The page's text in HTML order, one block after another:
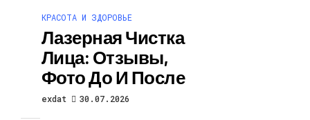
КРАСОТА И ЗДОРОВЬЕ
Лазерная Чистка
Лица: Отзывы,
Фото До И После
exdat 30.07.2026